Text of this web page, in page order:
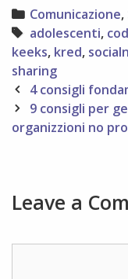
Categories
Comunicazione,
Tags
adolescenti,
keeks, kred,
sharing
Post
navigation
4 consigli
9 consigli per
organizzioni no
Leave a